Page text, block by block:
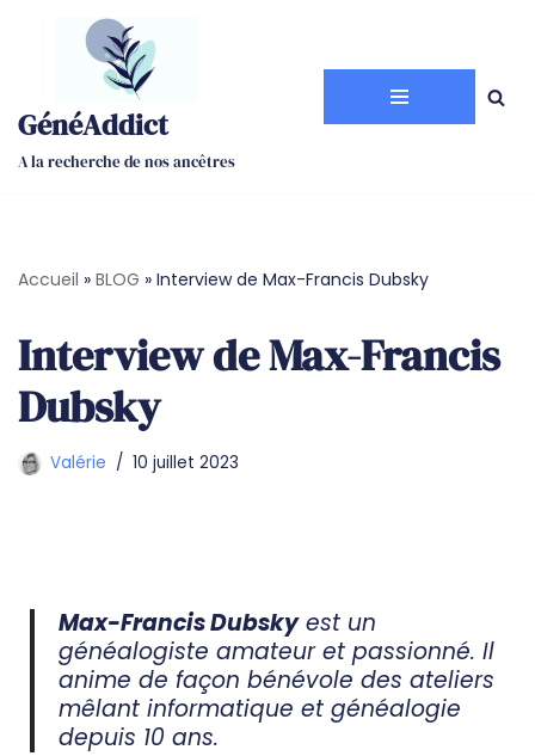
contenu
GénéAddict
A la recherche de nos ancêtres
Accueil » BLOG » Interview de Max-Francis Dubsky
Interview de Max-Francis
Dubsky
Valérie 10 juillet 2023
Max-Francis Dubskyest un
généalogiste amateur et passionné. Il
anime de façon bénévole des ateliers
mêlant informatique et généalogie
depuis 10 ans.